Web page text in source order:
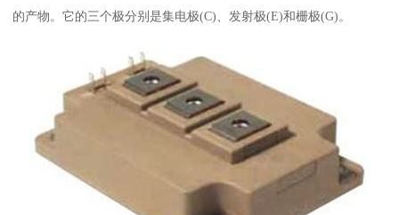
的产物。它的三个极分别是集电极(C)、发射极(E)和栅极(G)。